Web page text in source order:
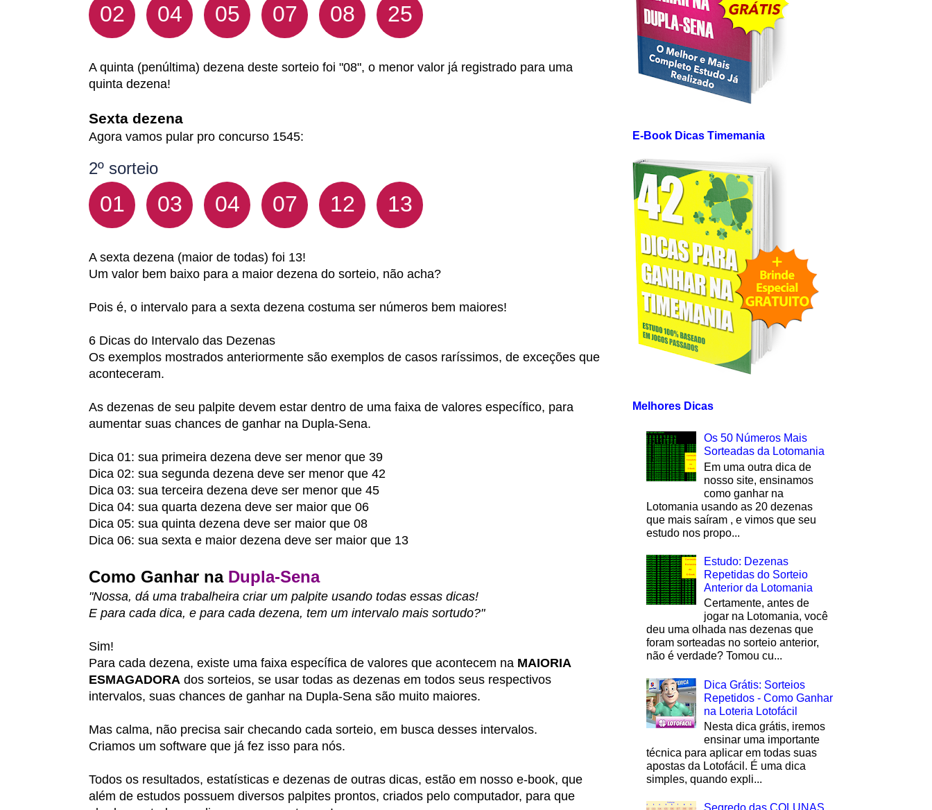
02 04 05 07 08 25
A quinta (penúltima) dezena deste sorteio foi "08", o menor valor já registrado para uma
quinta dezena!
Sexta dezena
Agora vamos pular pro concurso 1545:
2º sorteio
01 03 04 07 12 13
A sexta dezena (maior de todas) foi 13!
Um valor bem baixo para a maior dezena do sorteio, não acha?
Pois é, o intervalo para a sexta dezena costuma ser números bem maiores!
6 Dicas do Intervalo das Dezenas
Os exemplos mostrados anteriormente são exemplos de casos raríssimos, de exceções que
aconteceram.
As dezenas de seu palpite devem estar dentro de uma faixa de valores específico, para
aumentar suas chances de ganhar na Dupla-Sena.
Dica 01: sua primeira dezena deve ser menor que 39
Dica 02: sua segunda dezena deve ser menor que 42
Dica 03: sua terceira dezena deve ser menor que 45
Dica 04: sua quarta dezena deve ser maior que 06
Dica 05: sua quinta dezena deve ser maior que 08
Dica 06: sua sexta e maior dezena deve ser maior que 13
Como Ganhar na Dupla-Sena
"Nossa, dá uma trabalheira criar um palpite usando todas essas dicas!
E para cada dica, e para cada dezena, tem um intervalo mais sortudo?"
Sim!
Para cada dezena, existe uma faixa específica de valores que acontecem na MAIORIA
ESMAGADORA dos sorteios, se usar todas as dezenas em todos seus respectivos
intervalos, suas chances de ganhar na Dupla-Sena são muito maiores.
Mas calma, não precisa sair checando cada sorteio, em busca desses intervalos.
Criamos um software que já fez isso para nós.
Todos os resultados, estatísticas e dezenas de outras dicas, estão em nosso e-book, que
além de estudos possuem diversos palpites prontos, criados pelo computador, para que
E-Book Dicas Timemania
Melhores Dicas
Os 50 Números Mais
Sorteadas da Lotomania
Em uma outra dica de
nosso site, ensinamos
como ganhar na
Lotomania usando as 20 dezenas
que mais saíram , e vimos que seu
estudo nos propo...
Estudo: Dezenas
Repetidas do Sorteio
Anterior da Lotomania
Certamente, antes de
jogar na Lotomania, você
deu uma olhada nas dezenas que
foram sorteadas no sorteio anterior,
não é verdade? Tomou cu...
Dica Grátis: Sorteios
Repetidos - Como Ganhar
na Loteria Lotofácil
Nesta dica grátis, iremos
ensinar uma importante
técnica para aplicar em todas suas
apostas da Lotofácil. É uma dica
simples, quando expli...
Segredo das COLUNAS